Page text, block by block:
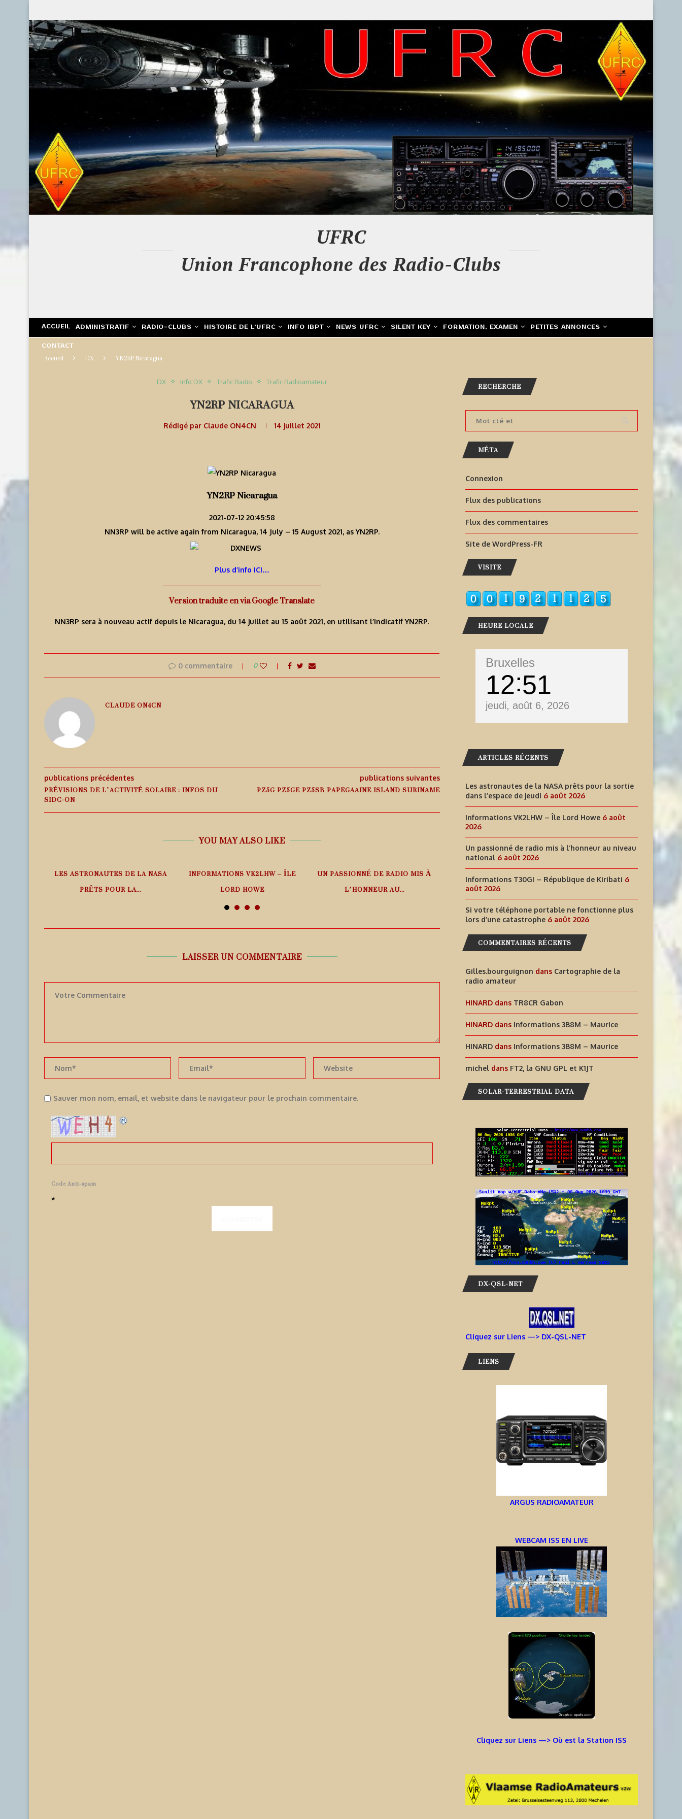
UFRC
Union Francophone des Radio-Clubs
ACCUEIL ADMINISTRATIF RADIO-CLUBS HISTOIRE DE L’UFRC INFO IBPT NEWS UFRC SILENT KEY FORMATION, EXAMEN PETITES ANNONCES
CONTACT
Accueil DX YN2RP Nicaragua
DX Info DX Trafic Radio Trafic Radioamateur
YN2RP NICARAGUA
Rédigé par Claude ON4CN 14 juillet 2021
YN2RP Nicaragua
2021-07-12 20:45:58
NN3RP will be active again from Nicaragua, 14 July – 15 August 2021, as YN2RP.
Plus d’info ICI…
Version traduite en via Google Translate
NN3RP sera à nouveau actif depuis le Nicaragua, du 14 juillet au 15 août 2021, en utilisant l’indicatif YN2RP.
0 commentaire 0
CLAUDE ON4CN
publications précédentes
PRÉVISIONS DE L’ACTIVITÉ SOLAIRE : INFOS DU
SIDC-ON
publications suivantes
PZ5G PZ5GE PZ5SB PAPEGAAINE ISLAND SURINAME
YOU MAY ALSO LIKE
LES ASTRONAUTES DE LA NASA
PRÊTS POUR LA...
INFORMATIONS VK2LHW – ÎLE
LORD HOWE
6 août 2026
UN PASSIONNÉ DE RADIO MIS À
L’HONNEUR AU...
INFORMATIONS T30GI –
RÉPUBLIQUE DE KIRIBATI
6 août 2026
SI VOTRE TÉLÉPHONE
NE FONCTIONNE PLUS
6 août 2026
LAISSER UN COMMENTAIRE
Sauver mon nom, email, et website dans le navigateur pour le prochain commentaire.
Code Anti-spam
*
RECHERCHE
MÉTA
Connexion
Flux des publications
Flux des commentaires
Site de WordPress-FR
VISITE
HEURE LOCALE
Bruxelles
12 51
jeudi, août 6, 2026
ARTICLES RÉCENTS
Les astronautes de la NASA prêts pour la sortie
dans l’espace de jeudi 6 août 2026
Informations VK2LHW – Île Lord Howe 6 août
2026
Un passionné de radio mis à l’honneur au niveau
national 6 août 2026
Informations T30GI – République de Kiribati 6
août 2026
Si votre téléphone portable ne fonctionne plus
lors d’une catastrophe 6 août 2026
COMMENTAIRES RÉCENTS
Gilles.bourguignon dans Cartographie de la
radio amateur
HINARD dans TR8CR Gabon
HINARD dans Informations 3B8M – Maurice
HINARD dans Informations 3B8M – Maurice
michel dans FT2, la GNU GPL et K1JT
SOLAR-TERRESTRIAL DATA
DX-QSL-NET
Cliquez sur Liens —> DX-QSL-NET
LIENS
ARGUS RADIOAMATEUR
WEBCAM ISS EN LIVE
Cliquez sur Liens —> Où est la Station ISS